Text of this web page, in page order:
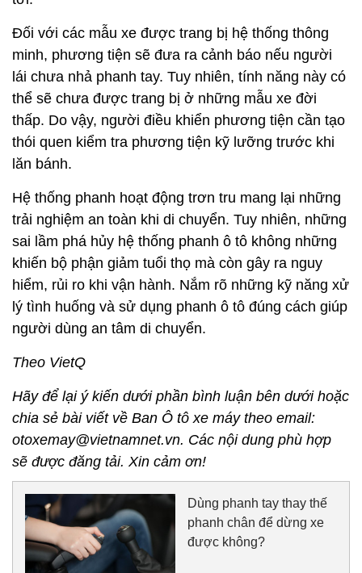
Đối với các mẫu xe được trang bị hệ thống thông
minh, phương tiện sẽ đưa ra cảnh báo nếu người
lái chưa nhả phanh tay. Tuy nhiên, tính năng này có
thể sẽ chưa được trang bị ở những mẫu xe đời
thấp. Do vậy, người điều khiển phương tiện cần tạo
thói quen kiểm tra phương tiện kỹ lưỡng trước khi
lăn bánh.
Hệ thống phanh hoạt động trơn tru mang lại những
trải nghiệm an toàn khi di chuyển. Tuy nhiên, những
sai lầm phá hủy hệ thống phanh ô tô không những
khiến bộ phận giảm tuổi thọ mà còn gây ra nguy
hiểm, rủi ro khi vận hành. Nắm rõ những kỹ năng xử
lý tình huống và sử dụng phanh ô tô đúng cách giúp
người dùng an tâm di chuyển.
Theo VietQ
Hãy để lại ý kiến dưới phần bình luận bên dưới hoặc
chia sẻ bài viết về Ban Ô tô xe máy theo email:
otoxemay@vietnamnet.vn. Các nội dung phù hợp
sẽ được đăng tải. Xin cảm ơn!
Dùng phanh tay thay thế
phanh chân để dừng xe
được không?